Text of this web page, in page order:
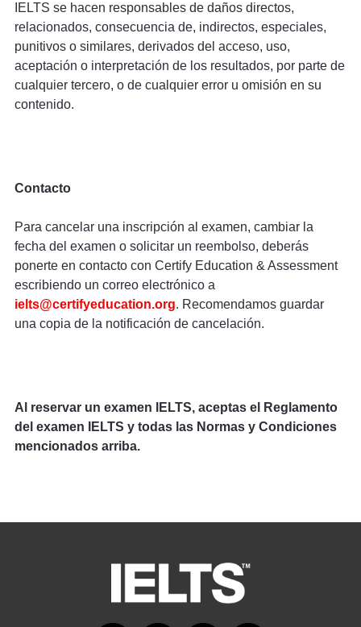
IELTS se hacen responsables de daños directos,
relacionados, consecuencia de, indirectos, especiales,
punitivos o similares, derivados del acceso, uso,
aceptación o interpretación de los resultados, por parte de
cualquier tercero, o de cualquier error u omisión en su
contenido.
Contacto
Para cancelar una inscripción al examen, cambiar la
fecha del examen o solicitar un reembolso, deberás
ponerte en contacto con Certify Education & Assessment
escribiendo un correo electrónico a
ielts@certifyeducation.org. Recomendamos guardar
una copia de la notificación de cancelación.
Al reservar un examen IELTS, aceptas el Reglamento
del examen IELTS y todas las Normas y Condiciones
mencionados arriba.